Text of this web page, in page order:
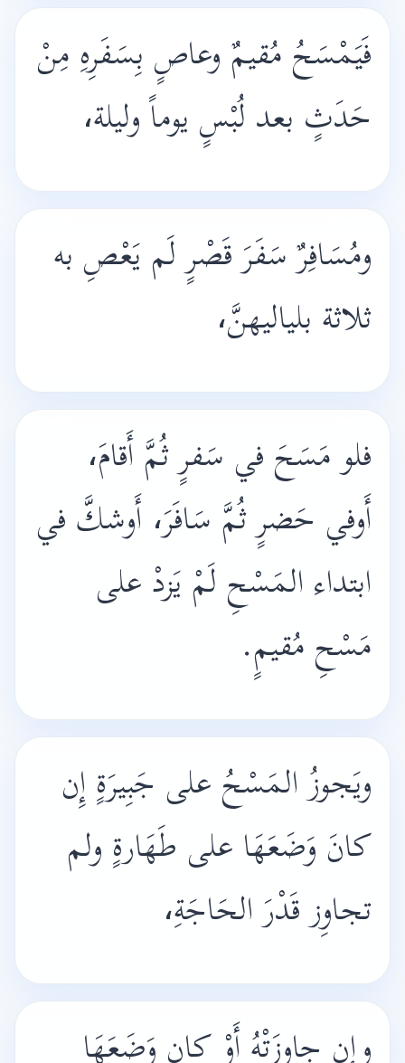
فَيَمْسَحُ مُقيمٌ وعاصٍ بِسَفَرِهِ مِنْ
حَدَثٍ بعد لُبْسٍ يوماً وليلة،
ومُسَافِرٌ سَفَرَ قَصْرٍ لَم يَعْصِ به
ثلاثة بلياليهنَّ،
فلو مَسَحَ في سَفرٍ ثُمَّ أَقامَ،
أَوفي حَضرٍ ثُمَّ سَافَرَ، أَوشكَّ في
ابتداء المَسْحِ لَمْ يَزدْ على
مَسْحِ مُقيمٍ.
ويَجوزُ المَسْحُ على جَبِيرَةٍ إِن
كانَ وَضَعَهَا على طَهَارةٍ ولم
تجاوِز قَدْرَ الحَاجَةِ،
وإِن جاوزَتْهُ أَوْ كان وَضَعَهَا